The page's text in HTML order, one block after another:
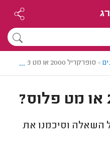
> סופרקריל 2000 או מט פלוס? ...
השאלה וסיכמנו את